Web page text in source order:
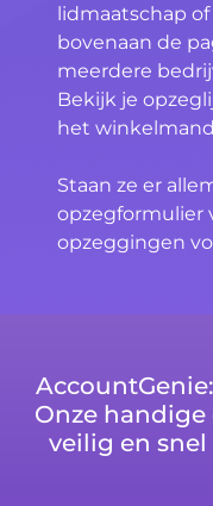
lidmaatschap
bovenaan de
meerdere
Bekijk je
het
Staan ze er
opzegformulier
opzeggingen
Onze
veilig en